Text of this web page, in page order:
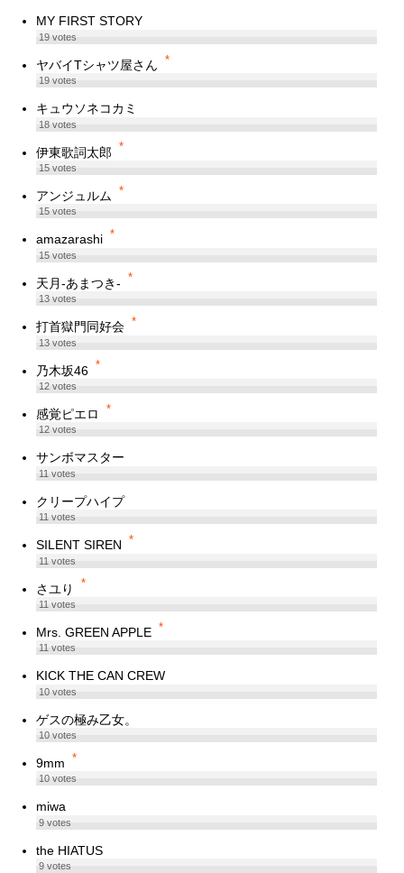
MY FIRST STORY
19votes
ヤバイTシャツ屋さん *
19votes
キュウソネコカミ
18votes
伊東歌詞太郎 *
15votes
アンジュルム *
15votes
amazarashi *
15votes
天月-あまつき- *
13votes
打首獄門同好会 *
13votes
乃木坂46 *
12votes
感覚ピエロ *
12votes
サンボマスター
11votes
クリープハイプ
11votes
SILENT SIREN *
11votes
さユり *
11votes
Mrs. GREEN APPLE *
11votes
KICK THE CAN CREW
10votes
ゲスの極み乙女。
10votes
9mm *
10votes
miwa
9votes
the HIATUS
9votes